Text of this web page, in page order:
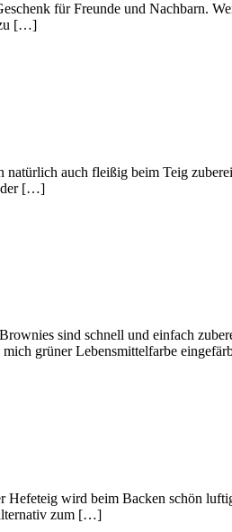
für Freunde und Nachbarn.
[…]
auch fleißig beim Teig
[…]
sind schnell und einfach
mich grüner Lebensmittelfarbe
Hefeteig wird beim Backen schön
zum […]